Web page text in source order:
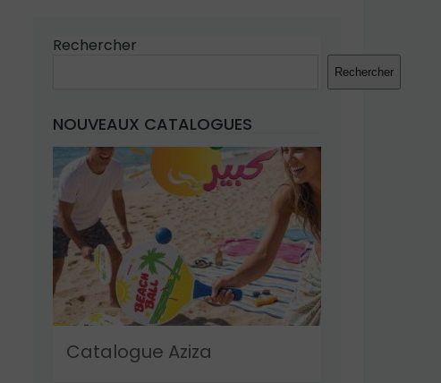
Rechercher
Rechercher
NOUVEAUX CATALOGUES
Catalogue Aziza